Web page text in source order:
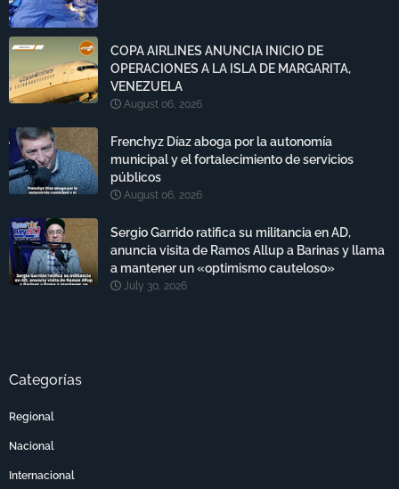
COPA AIRLINES ANUNCIA INICIO DE
OPERACIONES A LA ISLA DE MARGARITA,
VENEZUELA
August 06, 2026
Frenchyz Díaz aboga por la autonomía
municipal y el fortalecimiento de servicios
públicos
August 06, 2026
Sergio Garrido ratifica su militancia en AD,
anuncia visita de Ramos Allup a Barinas y llama
a mantener un «optimismo cauteloso»
July 30, 2026
Categorías
Regional
Nacional
Internacional